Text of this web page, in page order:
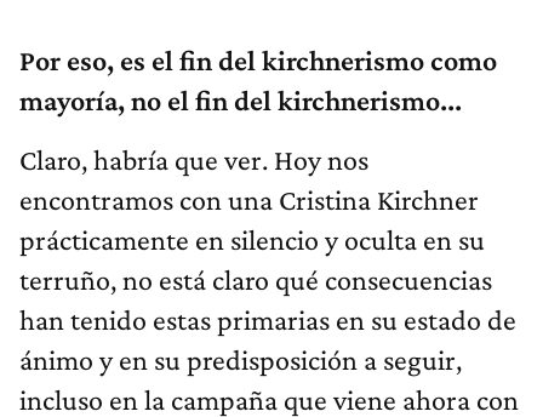
Por eso, es el fin del kirchnerismo como
mayoría, no el fin del kirchnerismo...
Claro, habría que ver. Hoy nos
encontramos con una Cristina Kirchner
prácticamente en silencio y oculta en su
terruño, no está claro qué consecuencias
han tenido estas primarias en su estado de
ánimo y en su predisposición a seguir,
incluso en la campaña que viene ahora con